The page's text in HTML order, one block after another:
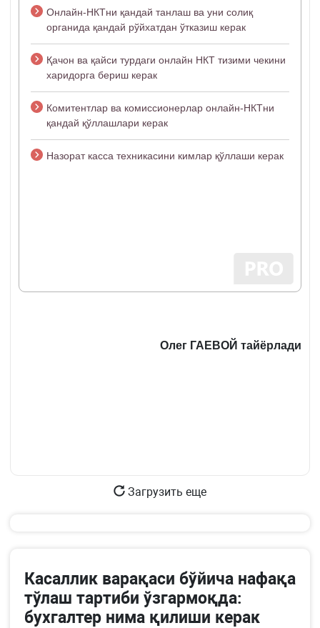
Онлайн-НКТни қандай танлаш ва уни солиқ
органида қандай рўйхатдан ўтказиш керак
Қачон ва қайси турдаги онлайн НКТ тизими чекини
харидорга бериш керак
Комитентлар ва комиссионерлар онлайн-НКТни
қандай қўллашлари керак
Назорат касса техникасини кимлар қўллаши керак
Олег ГАЕВОЙ тайёрлади
Загрузить еще
Касаллик варақаси бўйича нафақа
тўлаш тартиби ўзгармоқда:
бухгалтер нима қилиши керак